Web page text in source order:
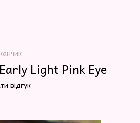
Light Pink Eye
відгук